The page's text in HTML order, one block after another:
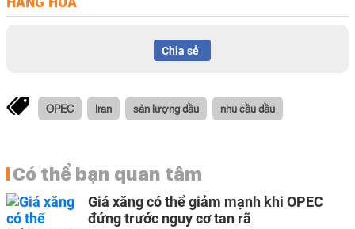
Chia sẻ
OPEC Iran sản lượng dầu nhu cầu dầu
Có thể bạn quan tâm
Giá xăng có thể giảm mạnh khi OPEC
đứng trước nguy cơ tan rã